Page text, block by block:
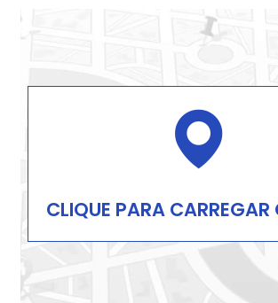
CLIQUE PARA